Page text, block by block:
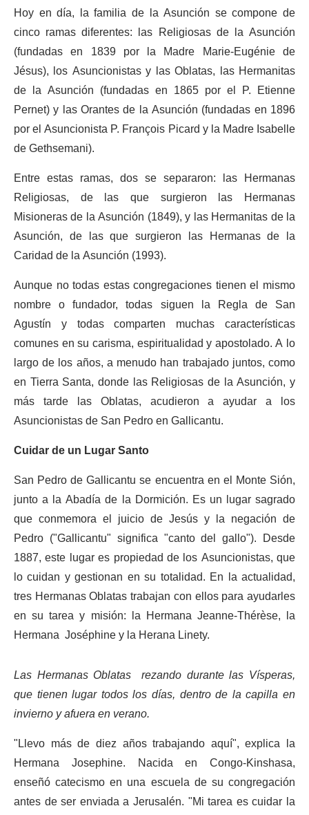
Hoy en día, la familia de la Asunción se compone de
cinco ramas diferentes: las Religiosas de la Asunción
(fundadas en 1839 por la Madre Marie-Eugénie de
Jésus), los Asuncionistas y las Oblatas, las Hermanitas
de la Asunción (fundadas en 1865 por el P. Etienne
Pernet) y las Orantes de la Asunción (fundadas en 1896
por el Asuncionista P. François Picard y la Madre Isabelle
de Gethsemani).
Entre estas ramas, dos se separaron: las Hermanas
Religiosas, de las que surgieron las Hermanas
Misioneras de la Asunción (1849), y las Hermanitas de la
Asunción, de las que surgieron las Hermanas de la
Caridad de la Asunción (1993).
Aunque no todas estas congregaciones tienen el mismo
nombre o fundador, todas siguen la Regla de San
Agustín y todas comparten muchas características
comunes en su carisma, espiritualidad y apostolado. A lo
largo de los años, a menudo han trabajado juntos, como
en Tierra Santa, donde las Religiosas de la Asunción, y
más tarde las Oblatas, acudieron a ayudar a los
Asuncionistas de San Pedro en Gallicantu.
Cuidar de un Lugar Santo
San Pedro de Gallicantu se encuentra en el Monte Sión,
junto a la Abadía de la Dormición. Es un lugar sagrado
que conmemora el juicio de Jesús y la negación de
Pedro ("Gallicantu" significa "canto del gallo"). Desde
1887, este lugar es propiedad de los Asuncionistas, que
lo cuidan y gestionan en su totalidad. En la actualidad,
tres Hermanas Oblatas trabajan con ellos para ayudarles
en su tarea y misión: la Hermana Jeanne-Thérèse, la
Hermana Joséphine y la Herana Linety.
Las Hermanas Oblatas rezando durante las Vísperas,
que tienen lugar todos los días, dentro de la capilla en
invierno y afuera en verano.
"Llevo más de diez años trabajando aquí", explica la
Hermana Josephine. Nacida en Congo-Kinshasa,
enseñó catecismo en una escuela de su congregación
antes de ser enviada a Jerusalén. "Mi tarea es cuidar la